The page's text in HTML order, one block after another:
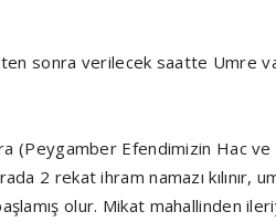
sonra verilecek saatte Umre
(Peygamber Efendimizin Hac
2 rekat ihram namazı kılınır,
olur. Mikat mahallinden